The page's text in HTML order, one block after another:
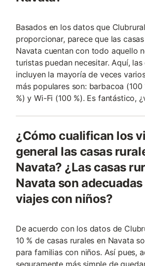
Basados en los datos que
proporcionar, parece que las
Navata cuentan con todo aquello
turistas puedan necesitar. Aquí, las
incluyen la mayoría de veces
más populares son: barbacoa (100
%) y Wi-Fi (100 %). Es fantástico,
¿Cómo cualifican los
general las casas
Navata? ¿Las casas
Navata son
viajes con niños?
De acuerdo con los datos de
10 % de casas rurales en Navata
para familias con niños. Así pues,
seguramente más simple de